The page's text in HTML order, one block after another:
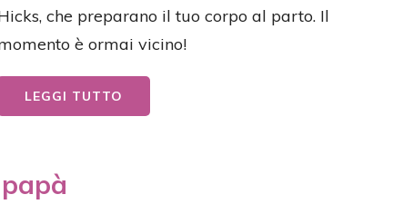
che preparano il tuo corpo al parto. Il
è ormai vicino!
LEGGI TUTTO